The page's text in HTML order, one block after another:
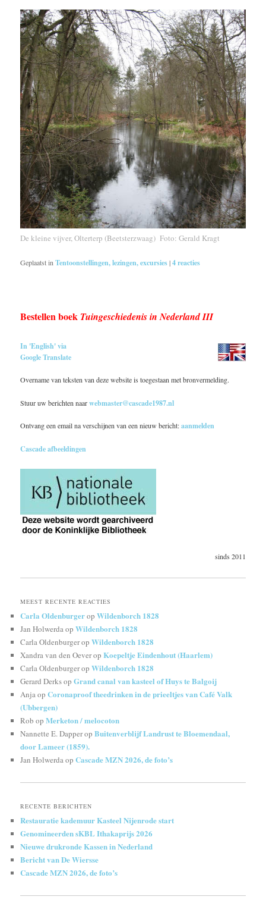
De kleine vijver, Olterterp (Beetsterzwaag) Foto: Gerald Kragt
Geplaatst in Tentoonstellingen, lezingen, excursies|4reacties
Bestellen boek Tuingeschiedenis in Nederland III
In 'English' via
Google Translate
Overname van teksten van deze website is toegestaan met bronvermelding.
Stuur uw berichten naarwebmaster@cascade1987.nl
Ontvang een email na verschijnen van een nieuw bericht:aanmelden
Cascade afbeeldingen
sinds 2011
MEEST RECENTE REACTIES
Carla OldenburgeropWildenborch 1828
Jan HolwerdaopWildenborch 1828
Carla OldenburgeropWildenborch 1828
Xandra van den OeveropKoepeltje Eindenhout (Haarlem)
Carla OldenburgeropWildenborch 1828
Gerard DerksopGrand canal van kasteel of Huys te Balgoij
AnjaopCoronaproof theedrinken in de prieeltjes van Café Valk
(Ubbergen)
Rob opMerketon / melocoton
Nannette E. DapperopBuitenverblijf Landrust te Bloemendaal,
door Lameer (1859).
Jan HolwerdaopCascade MZN 2026, de foto’s
RECENTE BERICHTEN
Restauratie kademuur Kasteel Nijenrode start
Genomineerden sKBL Ithakaprijs 2026
Nieuwe drukronde Kassen in Nederland
Bericht van De Wiersse
Cascade MZN 2026, de foto’s